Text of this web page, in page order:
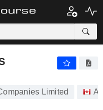
Limited